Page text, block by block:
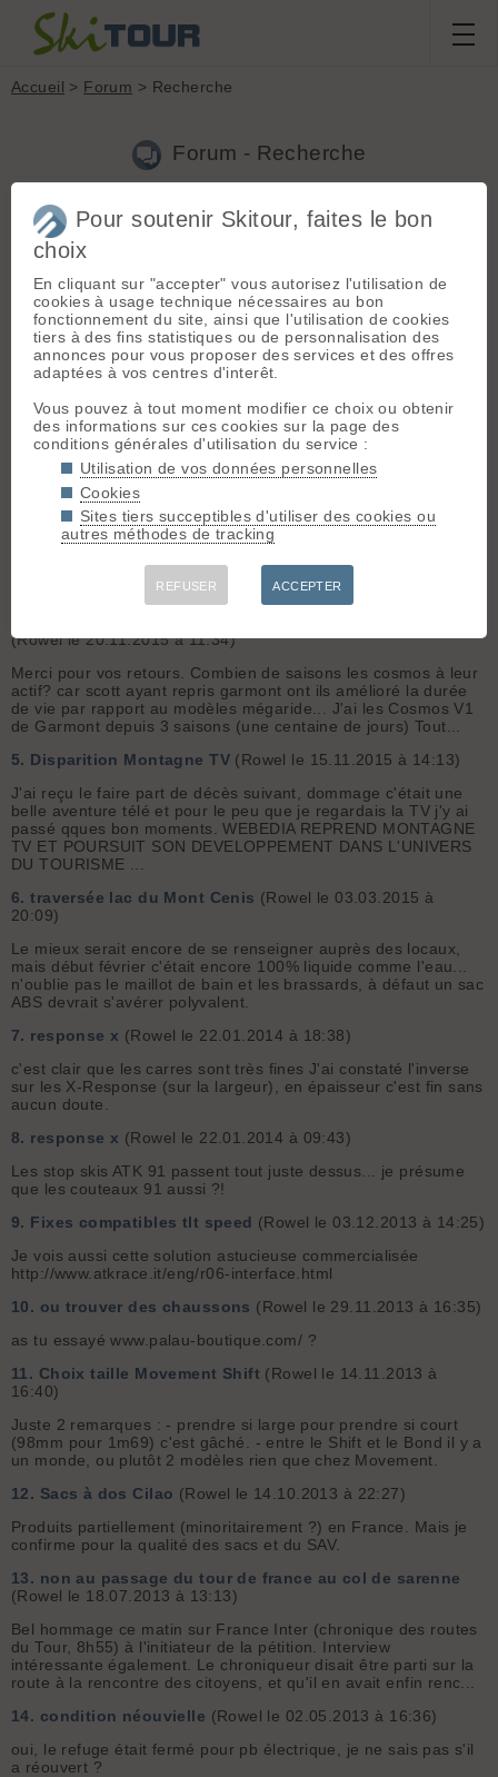
Accueil > Forum > Recherche
Forum - Recherche
Nouveau sujet|Voir tous les sujets
63 résultats
Question sur DVA Barryvox(Rowel le 07.01.2021 à 21:18)
Oui mais pour avoir eu celui ci en famille, la portée pratique
faisait effectivement peur. C'est ce qui nous a poussé à en
changer (en plus d'une révision KO pour dérive). Par contre la
recherche secondaire et finale OK.
skis solides(Rowel le 22.02.2016 à 11:31)
Trab c'est clair semble faire l'unanimité et c'est peut-être le
seul! Et n'y a pas de fumée sans feu, donc ... A voir pour les
nouveaux modèles, je trouve le dessus des Magico très
fragiles, cf 2 personnes plutôt légères et propres avec qui...
un monoski .. pour une joelette
Et puis en rando c'est technique le mono !
(Rowel le 20.11.2015 à 11:34)
Merci pour vos retours. Combien de saisons les cosmos à leur
actif? car scott ayant repris garmont ont ils amélioré la durée
de vie par rapport au modèles mégaride... J'ai les Cosmos V1
de Garmont depuis 3 saisons (une centaine de jours) Tout...
5. Disparition Montagne TV(Rowel le 15.11.2015 à 14:13)
J'ai reçu le faire part de décès suivant, dommage c'était une
belle aventure télé et pour le peu que je regardais la TV j'y ai
passé qques bon moments. WEBEDIA REPREND MONTAGNE
TV ET POURSUIT SON DEVELOPPEMENT DANS L'UNIVERS
DU TOURISME ...
6.traversée lac du Mont Cenis (Rowel le 03.03.2015 à
20:09)
Le mieux serait encore de se renseigner auprès des locaux,
mais début février c'était encore 100% liquide comme l'eau...
n'oublie pas le maillot de bain et les brassards, à défaut un sac
ABS devrait s'avérer polyvalent.
7. response x (Rowel le 22.01.2014 à 18:38)
c'est clair que les carres sont très fines J'ai constaté l'inverse
sur les X-Response (sur la largeur), en épaisseur c'est fin sans
aucun doute.
8. response x (Rowel le 22.01.2014 à 09:43)
Les stop skis ATK 91 passent tout juste dessus... je présume
que les couteaux 91 aussi ?!
9. Fixes compatibles tlt speed (Rowel le 03.12.2013 à 14:25)
Je vois aussi cette solution astucieuse commercialisée
http://www.atkrace.it/eng/r06-interface.html
10. ou trouver des chaussons (Rowel le 29.11.2013 à 16:35)
as tu essayé www.palau-boutique.com/ ?
11. Choix taille Movement Shift (Rowel le 14.11.2013 à
16:40)
Juste 2 remarques : - prendre si large pour prendre si court
(98mm pour 1m69) c'est gâché. - entre le Shift et le Bond il y a
un monde, ou plutôt 2 modèles rien que chez Movement.
12. Sacs à dos Cilao (Rowel le 14.10.2013 à 22:27)
Produits partiellement (minoritairement ?) en France. Mais je
confirme pour la qualité des sacs et du SAV.
13. non au passage du tour de france au col de sarenne
(Rowel le 18.07.2013 à 13:13)
Bel hommage ce matin sur France Inter (chronique des routes
du Tour, 8h55) à l'initiateur de la pétition. Interview
intéressante également. Le chroniqueur disait être parti sur la
route à la rencontre des citoyens, et qu'il en avait enfin renc...
14. condition néouvielle (Rowel le 02.05.2013 à 16:36)
oui, le refuge était fermé pour pb électrique, je ne sais pas s'il
a réouvert ?
Pour soutenir Skitour, faites le bon
choix
En cliquant sur "accepter" vous autorisez l'utilisation de
cookies à usage technique nécessaires au bon
fonctionnement du site, ainsi que l'utilisation de cookies
tiers à des fins statistiques ou de personnalisation des
annonces pour vous proposer des services et des offres
adaptées à vos centres d'interêt.
Vous pouvez à tout moment modifier ce choix ou obtenir
des informations sur ces cookies sur la page des
conditions générales d'utilisation du service :
Utilisation de vos données personnelles
Cookies
Sites tiers succeptibles d'utiliser des cookies ou
autres méthodes de tracking
REFUSER ACCEPTER